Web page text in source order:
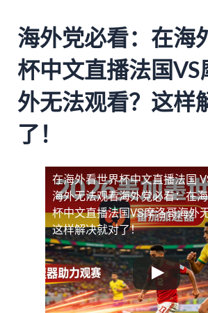
海外党必看：在海
杯中文直播法国VS
外无法观看？这样
了！
在海外看世界杯中文直播法国
海外无法观看海外党必看：在
杯中文直播法国VS摩洛哥海外
这样解决就对了！